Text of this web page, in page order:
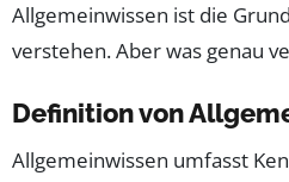
Allgemeinwissen ist die
verstehen. Aber was genau
Definition von
Allgemeinwissen umfasst